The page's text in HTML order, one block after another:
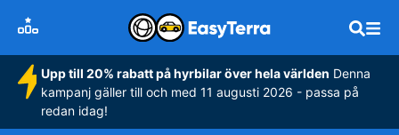
Upp till 20% rabatt på hyrbilar över hela världen Denna
kampanj gäller till och med 11 augusti 2026 - passa på
redan idag!